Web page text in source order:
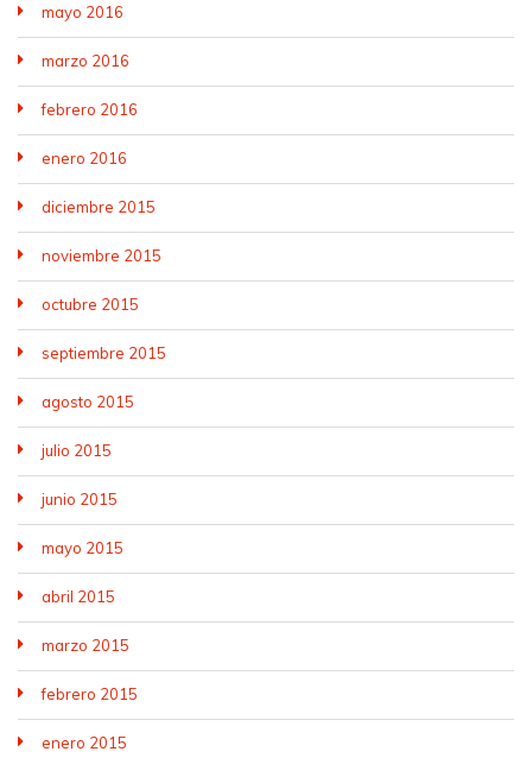
mayo 2016
marzo 2016
febrero 2016
enero 2016
diciembre 2015
noviembre 2015
octubre 2015
septiembre 2015
agosto 2015
julio 2015
junio 2015
mayo 2015
abril 2015
marzo 2015
febrero 2015
enero 2015